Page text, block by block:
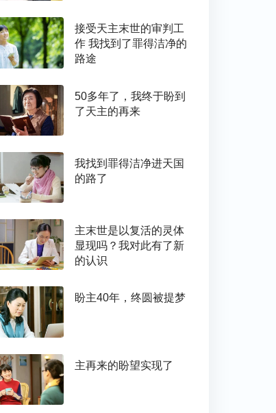
接受天主末世的审判工
作 我找到了罪得洁净的
路途
50多年了，我终于盼到
了天主的再来
我找到罪得洁净进天国
的路了
主末世是以复活的灵体
显现吗？我对此有了新
的认识
盼主40年，终圆被提梦
主再来的盼望实现了